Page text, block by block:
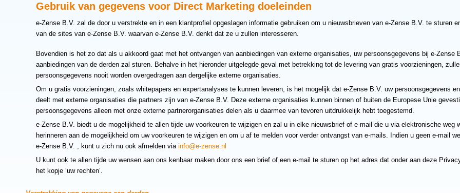
Gebruik van gegevens voor Direct Marketing doeleinden
e-Zense B.V. zal de door u verstrekte en in een klantprofiel opgeslagen informatie gebruiken om u nieuwsbrieven van e-Zense B.V. te sturen
van de sites van e-Zense B.V. waarvan e-Zense B.V. denkt dat ze u zullen interesseren.
Bovendien is het zo dat als u akkoord gaat met het ontvangen van aanbiedingen van externe organisaties, uw persoonsgegevens bij e-Zense
aanbiedingen van de derden zal sturen. Behalve in het hieronder uitgelegde geval met betrekking tot de levering van gratis voorzieningen,
persoonsgegevens nooit worden overgedragen aan dergelijke externe organisaties.
Om u gratis voorzieningen, zoals whitepapers en expertanalyses te kunnen leveren, is het mogelijk dat e-Zense B.V. uw persoonsgegevens
deelt met externe organisaties die partners zijn van e-Zense B.V. Deze externe organisaties kunnen binnen of buiten de Europese Unie
persoonsgegevens alleen met onze externe partnerorganisaties delen als u daarmee van tevoren uitdrukkelijk hebt toegestemd.
e-Zense B.V. biedt u de mogelijkheid te allen tijde uw voorkeuren te wijzigen en zal u in elke nieuwsbrief of e-mail die u via elektronische weg
herinneren aan de mogelijkheid om uw voorkeuren te wijzigen en om u af te melden voor verder ontvangst van e-mails. Indien u geen e-mail
e-Zense B.V. , kunt u zich nu ook afmelden via info@e-zense.nl
U kunt ook te allen tijde uw wensen aan ons kenbaar maken door ons een brief of een e-mail te sturen op het adres dat onder aan deze
het kopje ‘uw rechten’.